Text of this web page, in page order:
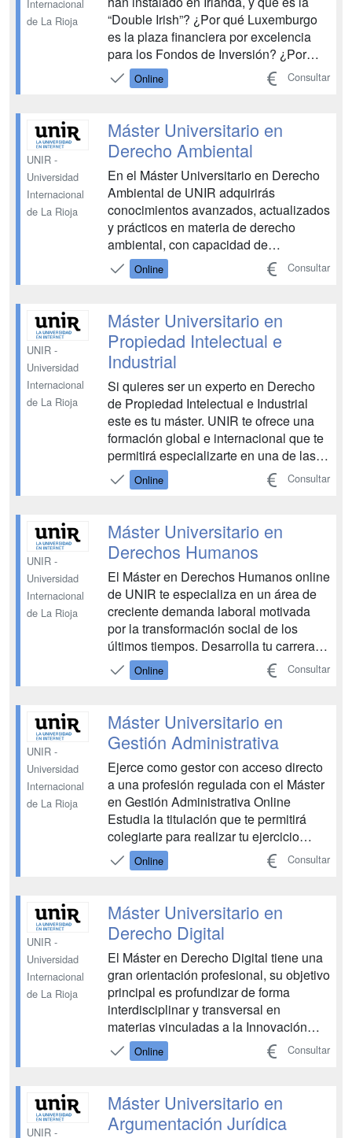
Internacional
de La Rioja
“Double Irish”? ¿Por qué Luxemburgo
es la plaza financiera por excelencia
para los Fondos de Inversión? ¿Por
qué se instalan en Londres
acaudalados magnates rusos? ¿Por
referencia para holdings empresariales
en Europa?¿Por qué España es un
destino...
Online Consultar
UNIR -
Universidad
Internacional
de La Rioja
Máster Universitario en
Derecho Ambiental
En el Máster Universitario en Derecho
Ambiental de UNIR adquirirás
conocimientos avanzados, actualizados
y prácticos en materia de derecho
ambiental, con capacidad de
asesoramiento jurídico a empresas y
entidades públicas, a través de una
...
Online Consultar
UNIR -
Universidad
Internacional
de La Rioja
Máster Universitario en
Propiedad Intelectual e
Industrial
Si quieres ser un experto en Derecho
de Propiedad Intelectual e Industrial
este es tu máster. UNIR te ofrece una
formación global e internacional que te
permitirá especializarte en una de las
áreas con mayor proyección laboral. Es
el único Máster en Propiedad
enfoque sectorial y empresarial. Por un
lado, estud...
Online Consultar
UNIR -
Universidad
Internacional
de La Rioja
Máster Universitario en
Derechos Humanos
El Máster en Derechos Humanos online
de UNIR te especializa en un área de
creciente demanda laboral motivada
por la transformación social de los
últimos tiempos. Desarrolla tu carrera
en este ámbito, proponiendo soluciones
ante problemas relacionados con la
formación basada en el conocimiento y
práctica de los sis...
Online Consultar
UNIR -
Universidad
Internacional
de La Rioja
Máster Universitario en
Gestión Administrativa
Ejerce como gestor con acceso directo
a una profesión regulada con el Máster
en Gestión Administrativa Online
Estudia la titulación que te permitirá
colegiarte para realizar tu ejercicio
profesional legalmente El Máster en
Gestión Administrativa es una titulación
acceder a la profesión regulada de
gest...
Online Consultar
UNIR -
Universidad
Internacional
de La Rioja
Máster Universitario en
Derecho Digital
El Máster en Derecho Digital tiene una
gran orientación profesional, su objetivo
principal es profundizar de forma
interdisciplinar y transversal en
materias vinculadas a la Innovación
Jurídica Digital. El estudiante adquirirá
las habilidades, herramientas y
participar en la dirección, gestión o
asesoramiento ...
Online Consultar
UNIR -
Máster Universitario en
Argumentación Jurídica